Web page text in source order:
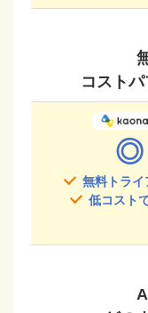
コスト
◎
無料トライ
低コスト